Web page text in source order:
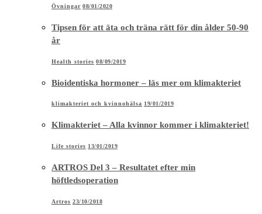
Övningar 08/01/2020
Tipsen för att äta och träna rätt för din ålder 50-90
år
Health stories 08/09/2019
Bioidentiska hormoner – läs mer om klimakteriet
klimakteriet och kvinnohälsa 19/01/2019
Klimakteriet – Alla kvinnor kommer i klimakteriet!
Life stories 13/01/2019
ARTROS Del 3 – Resultatet efter min
höftledsoperation
Artros 23/10/2018